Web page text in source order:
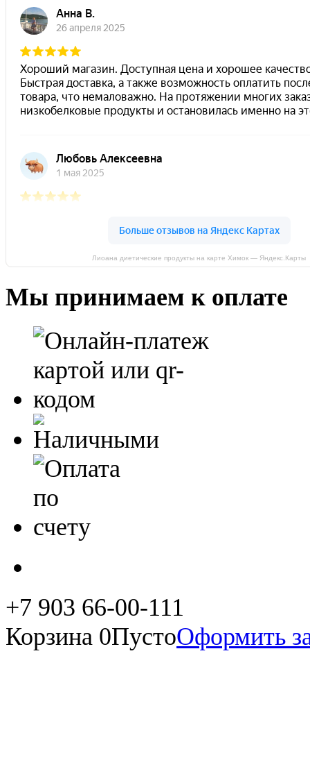
Лиоана диетические продукты на карте Химок — Яндекс.Карты
Мы принимаем к оплате
+7 903 66-00-111
Корзина 0ПустоОформить